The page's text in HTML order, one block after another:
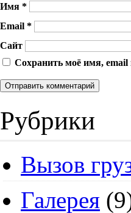
Имя *
Email *
Сайт
Сохранить моё имя, email
Рубрики
Вызов
Галерея